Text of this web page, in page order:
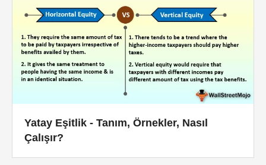
Yatay Eşitlik - Tanım, Örnekler, Nasıl
Çalışır?